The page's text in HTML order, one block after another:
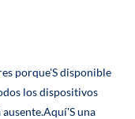
porque'S disponible
los dispositivos
una